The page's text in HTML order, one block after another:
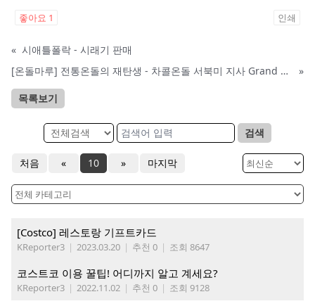
좋아요 1 인쇄
« 시애틀폴락 - 시래기 판매
[온돌마루] 전통온돌의 재탄생 - 차콜온돌 서북미 지사 Grand Open!!
»
목록보기
검색
처음 « 10 » 마지막
[Costco] 레스토랑 기프트카드
KReporter3 | 2023.03.20 | 추천 0 | 조회 8647
코스트코 이용 꿀팁! 어디까지 알고 계세요?
KReporter3 | 2022.11.02 | 추천 0 | 조회 9128